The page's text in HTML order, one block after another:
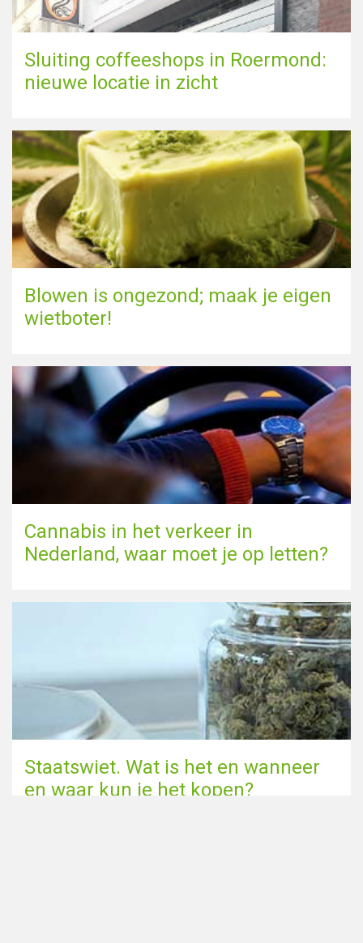
Sluiting coffeeshops in Roermond:
nieuwe locatie in zicht
Blowen is ongezond; maak je eigen
wietboter!
Cannabis in het verkeer in
Nederland, waar moet je op letten?
Staatswiet. Wat is het en wanneer
en waar kun je het kopen?